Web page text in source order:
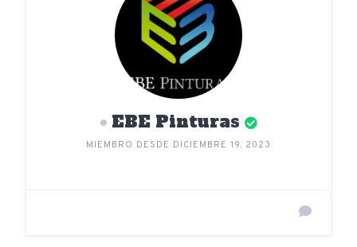
EBE Pinturas
MIEMBRO DESDE DICIEMBRE 19, 2023